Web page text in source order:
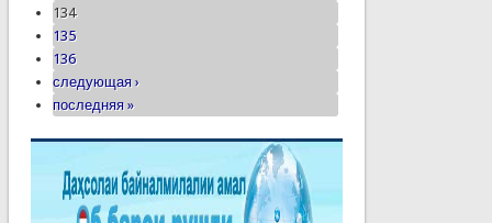
134
135
136
следующая ›
последняя »